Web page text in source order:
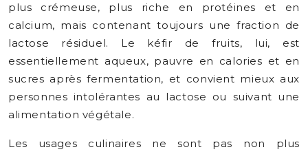
plus crémeuse, plus riche en protéines et en
calcium, mais contenant toujours une fraction de
lactose résiduel. Le kéfir de fruits, lui, est
essentiellement aqueux, pauvre en calories et en
sucres après fermentation, et convient mieux aux
personnes intolérantes au lactose ou suivant une
alimentation végétale.
Les usages culinaires ne sont pas non plus